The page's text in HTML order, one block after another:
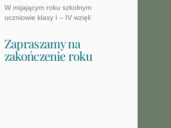
W mijającym roku szkolnym
uczniowie klasy I – IV wzięli
Zapraszamy na
zakończenie roku